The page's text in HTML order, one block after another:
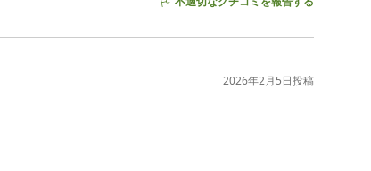
2026年2月5日投稿